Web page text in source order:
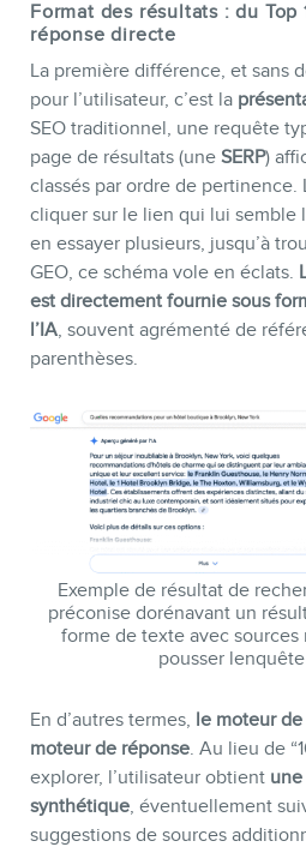
Format des résultats : du Top
réponse directe
La première différence, et sans
pour l’utilisateur, c’est la
SEO traditionnel, une requête
page de résultats (une SERP)
classés par ordre de pertinence.
cliquer sur le lien qui lui semble
en essayer plusieurs, jusqu’à
GEO, ce schéma vole en éclats.
est directement fournie sous
l’IA, souvent agrémenté de
parenthèses.
Exemple de résultat de
préconise dorénavant un
forme de texte avec
pousser
En d’autres termes, le moteur
moteur de réponse. Au lieu de
explorer, l’utilisateur obtient
synthétique, éventuellement
suggestions de sources